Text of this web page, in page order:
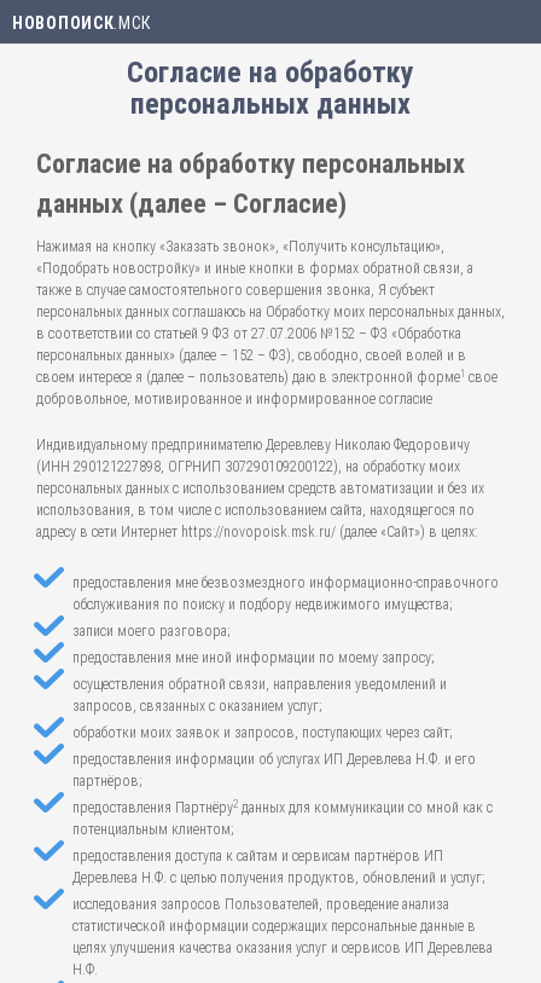
НОВОПОИСК .МСК
Согласие на обработку
персональных данных
Согласие на обработку персональных
данных (далее – Согласие)
Нажимая на кнопку «Заказать звонок», «Получить консультацию»,
«Подобрать новостройку» и иные кнопки в формах обратной связи, а
также в случае самостоятельного совершения звонка, Я субъект
персональных данных соглашаюсь на Обработку моих персональных данных,
в соответствии со статьей 9 ФЗ от 27.07.2006 №152 – ФЗ «Обработка
персональных данных» (далее – 152 – ФЗ), свободно, своей волей и в
своем интересе я (далее – пользователь) даю в электронной форме1 свое
добровольное, мотивированное и информированное согласие
Индивидуальному предпринимателю Деревлеву Николаю Федоровичу
(ИНН 290121227898, ОГРНИП 307290109200122), на обработку моих
персональных данных с использованием средств автоматизации и без их
использования, в том числе с использованием сайта, находящегося по
адресу в сети Интернет https://novopoisk.msk.ru/ (далее «Сайт») в целях:
предоставления мне безвозмездного информационно-справочного
обслуживания по поиску и подбору недвижимого имущества;
записи моего разговора;
предоставления мне иной информации по моему запросу;
осуществления обратной связи, направления уведомлений и
запросов, связанных с оказанием услуг;
обработки моих заявок и запросов, поступающих через сайт;
предоставления информации об услугах ИП Деревлева Н.Ф. и его
партнёров;
предоставления Партнёру2 данных для коммуникации со мной как с
потенциальным клиентом;
предоставления доступа к сайтам и сервисам партнёров ИП
Деревлева Н.Ф. с целью получения продуктов, обновлений и услуг;
исследования запросов Пользователей, проведение анализа
статистической информации содержащих персональные данные в
целях улучшения качества оказания услуг и сервисов ИП Деревлева
Н.Ф.